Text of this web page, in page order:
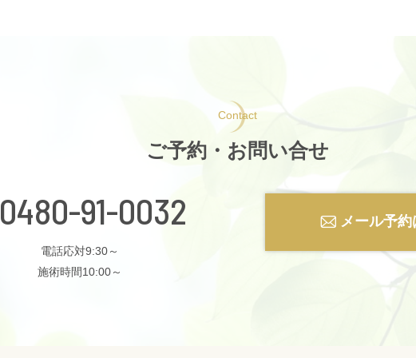
Contact
ご予約・お問い合せ
0480-91-0032
電話応対9:30～
施術時間10:00～
メール予